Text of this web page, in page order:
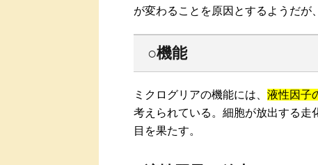
が変わることを原因とするようだが
○機能
ミクログリアの機能には、 液性因子
考えられている。細胞が放出する走
目を果たす。